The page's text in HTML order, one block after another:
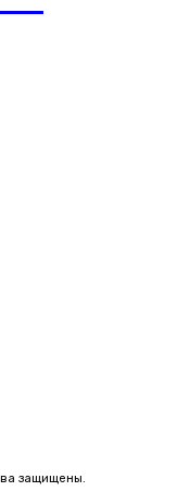
защищены.